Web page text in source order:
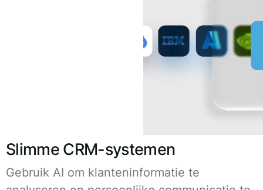
Slimme CRM-systemen
Gebruik AI om klanteninformatie te